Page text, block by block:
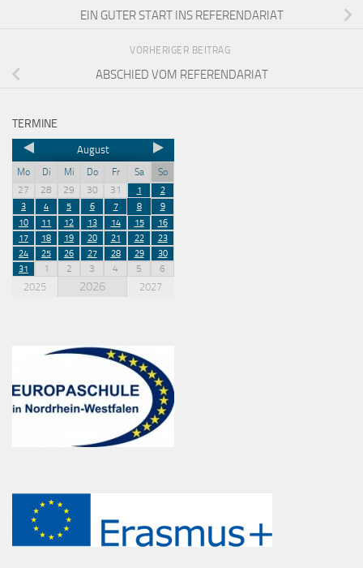
EIN GUTER START INS REFERENDARIAT
VORHERIGER BEITRAG
ABSCHIED VOM REFERENDARIAT
TERMINE
August
Mo Di Mi Do Fr Sa
So
27
28 29 30 31 1
2
3
4 5 6 7 8
9
10
11 12 13 14 15
16
17
18 19 20 21 22
23
24
25 26 27 28 29
30
31
1 2 3 4 5 6
2025 2026 2027